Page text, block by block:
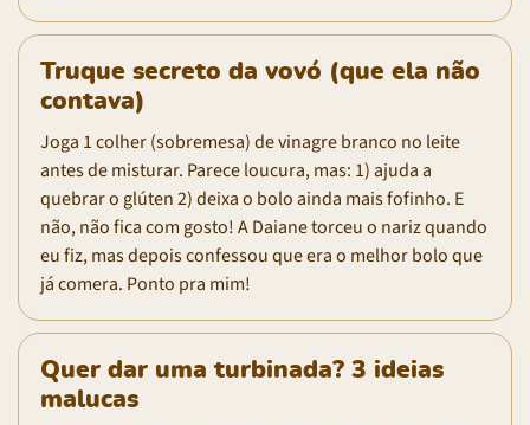
Truque secreto da vovó (que ela não
contava)
Joga 1 colher (sobremesa) de vinagre branco no leite
antes de misturar. Parece loucura, mas: 1) ajuda a
quebrar o glúten 2) deixa o bolo ainda mais fofinho. E
não, não fica com gosto! A Daiane torceu o nariz quando
eu fiz, mas depois confessou que era o melhor bolo que
já comera. Ponto pra mim!
Quer dar uma turbinada? 3 ideias
malucas